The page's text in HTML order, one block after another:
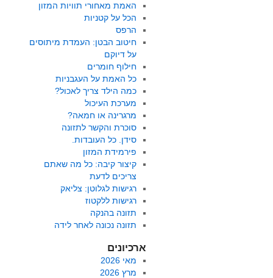
האמת מאחורי תוויות המזון
הכל על קטניות
הרפס
חיטוב הבטן: העמדת מיתוסים
על דיוקם
חילוף חומרים
כל האמת על העגבניות
כמה הילד צריך לאכול?
מערכת העיכול
מרגרינה או חמאה?
סוכרת והקשר לתזונה
סידן. כל העובדות.
פירמידת המזון
קיצור קיבה: כל מה שאתם
צריכים לדעת
רגישות לגלוטן: צליאק
רגישות ללקטוז
תזונה בהנקה
תזונה נכונה לאחר לידה
ארכיונים
מאי 2026
מרץ 2026